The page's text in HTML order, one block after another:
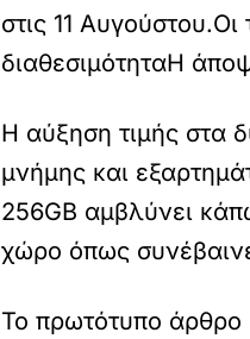
στις 11
διαθεσιμότηταΗ
Η αύξηση τιμής στα
μνήμης και
256GB αμβλύνει
χώρο όπως
Το πρωτότυπο άρθρο